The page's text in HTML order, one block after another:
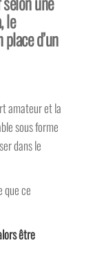
le
d’un
amateur et la
sous forme
dans le
que ce
être